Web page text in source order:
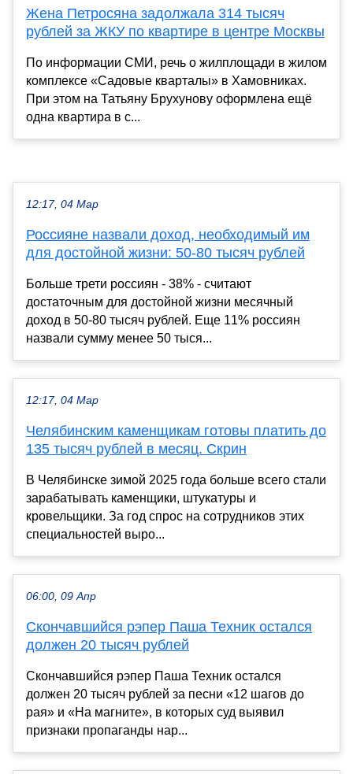
Жена Петросяна задолжала 314 тысяч
рублей за ЖКУ по квартире в центре Москвы
По информации СМИ, речь о жилплощади в жилом
комплексе «Садовые кварталы» в Хамовниках.
При этом на Татьяну Брухунову оформлена ещё
одна квартира в с...
12:17, 04 Мар
Россияне назвали доход, необходимый им
для достойной жизни: 50-80 тысяч рублей
Больше трети россиян - 38% - считают
достаточным для достойной жизни месячный
доход в 50-80 тысяч рублей. Еще 11% россиян
назвали сумму менее 50 тыся...
12:17, 04 Мар
Челябинским каменщикам готовы платить до
135 тысяч рублей в месяц. Скрин
В Челябинске зимой 2025 года больше всего стали
зарабатывать каменщики, штукатуры и
кровельщики. За год спрос на сотрудников этих
специальностей выро...
06:00, 09 Апр
Скончавшийся рэпер Паша Техник остался
должен 20 тысяч рублей
Скончавшийся рэпер Паша Техник остался
должен 20 тысяч рублей за песни «12 шагов до
рая» и «На магните», в которых суд выявил
признаки пропаганды нар...